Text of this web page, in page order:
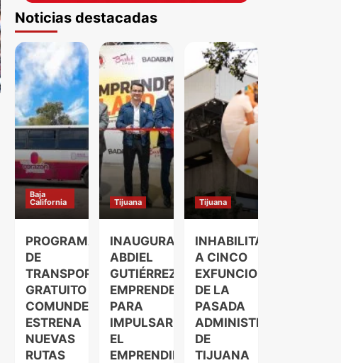
Noticias destacadas
Baja
California
PROGRAMA
DE
TRANSPORTE
GRATUITO
COMUNDER
ESTRENA
NUEVAS
RUTAS
Tijuana
INAUGURA
ABDIEL
GUTIÉRREZ
EMPRENDELAND
PARA
IMPULSAR
EL
EMPRENDIMIENTO
Tijuana
INHABILITAN
A CINCO
EXFUNCIONARIOS
DE LA
PASADA
ADMINISTRACIÓN
DE
TIJUANA